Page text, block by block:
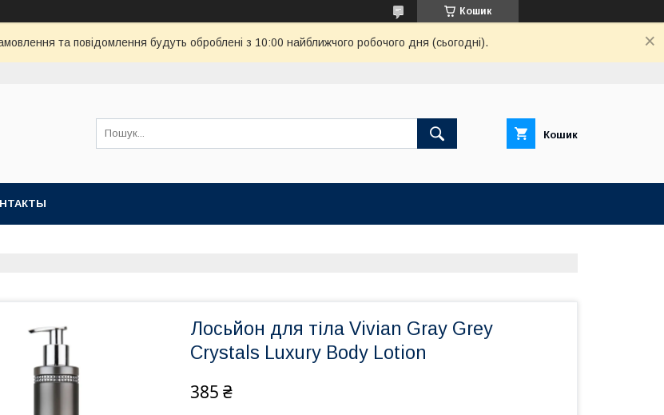
Кошик
та повідомлення будуть оброблені з 10:00 найближчого робочого дня (сьогодні).
Кошик
Лосьйон для тіла Vivian Gray Grey
Crystals Luxury Body Lotion
385 ₴